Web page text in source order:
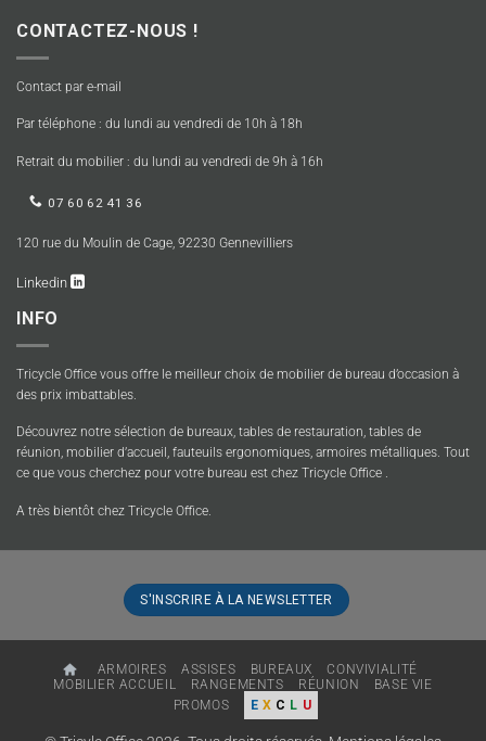
CONTACTEZ-NOUS !
Contact par e-mail
Par téléphone : du lundi au vendredi de 10h à 18h
Retrait du mobilier : du lundi au vendredi de 9h à 16h
07 60 62 41 36
120 rue du Moulin de Cage, 92230 Gennevilliers
Linkedin
INFO
Tricycle Office vous offre le meilleur choix de mobilier de bureau d’occasion à
des prix imbattables.
Découvrez notre sélection de bureaux, tables de restauration, tables de
réunion, mobilier d’accueil, fauteuils ergonomiques, armoires métalliques. Tout
ce que vous cherchez pour votre bureau est chez Tricycle Office .
A très bientôt chez Tricycle Office.
S'INSCRIRE À LA NEWSLETTER
ARMOIRES ASSISES BUREAUX
CONVIVIALITÉ
MOBILIER ACCUEIL
RANGEMENTS RÉUNION
BASE VIE
PROMOS
E X C L U